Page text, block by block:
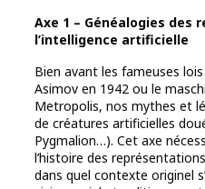
Axe 1 – Généalogies des
l’intelligence artificielle
Bien avant les fameuses
Asimov en 1942 ou le
Metropolis, nos mythes et
de créatures artificielles
Pygmalion…). Cet axe
l’histoire des
dans quel contexte originel